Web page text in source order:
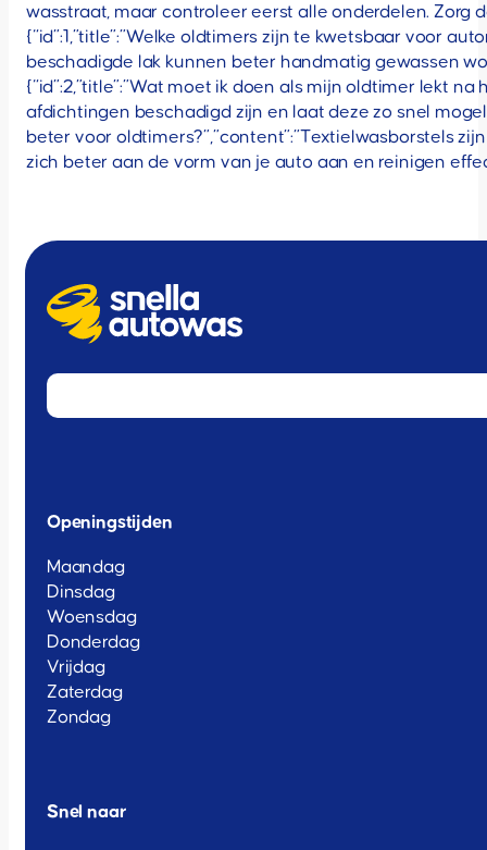
wasstraat, maar controleer eerst alle onderdelen. Zorg
{“id”:1,”title”:”Welke oldtimers zijn te kwetsbaar voor
beschadigde lak kunnen beter handmatig gewassen
{“id”:2,”title”:”Wat moet ik doen als mijn oldtimer lekt
afdichtingen beschadigd zijn en laat deze zo snel
beter voor oldtimers?”,”content”:”Textielwasborstels
zich beter aan de vorm van je auto aan en reinigen
Openingstijden
Maandag
Dinsdag
Woensdag
Donderdag
Vrijdag
Zaterdag
Zondag
Snel naar